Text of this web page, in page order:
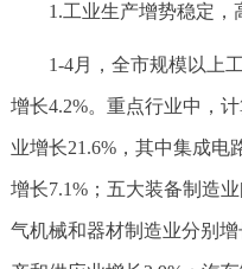
1.工业生产增势稳定，
1-4月，全市规模以上
增长4.2%。重点行业中，
业增长21.6%，其中集成电
增长7.1%；五大装备制造
气机械和器材制造业分别增